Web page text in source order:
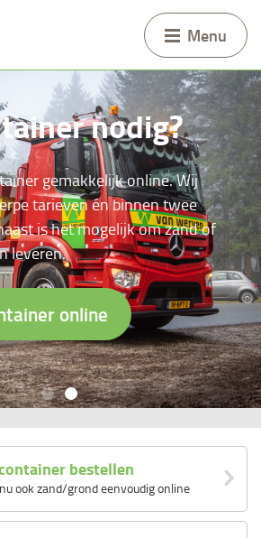
Menu
tachtig
aan een
de
Bestel je
leveren tegen
werkdagen.
grond mee te laten
Bestel je
bestellen
ook zand/grond eenvoudig online